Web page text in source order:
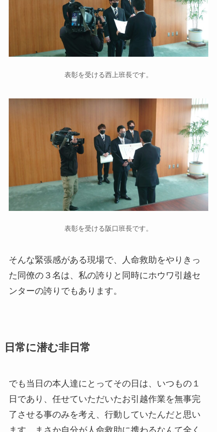
表彰を受ける西上班長です。
表彰を受ける阪口班長です。
そんな緊張感がある現場で、人命救助をやりきっ
た同僚の３名は、私の誇りと同時にホウワ引越セ
ンターの誇りでもあります。
日常に潜む非日常
でも当日の本人達にとってその日は、いつもの１
日であり、任せていただいたお引越作業を無事完
了させる事のみを考え、行動していたんだと思い
ます。まさか自分が人命救助に携わるなんて全く